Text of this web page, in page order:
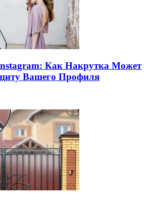
Как Накрутка Может
Вашего Профиля